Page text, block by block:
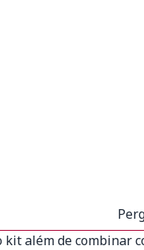
além de combinar